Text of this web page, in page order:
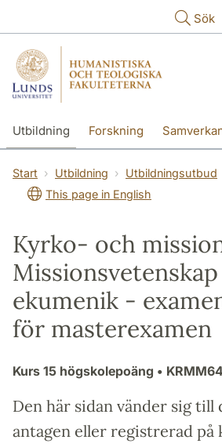
Sök
Utbildning Forskning
Start Utbildning Utbildningsutbud
This page in English
Kyrko- och
ekumenik -
för masterexamen
Kurs 15 högskolepoäng • KRMM64
Den här sidan vänder sig till
antagen eller registrerad på